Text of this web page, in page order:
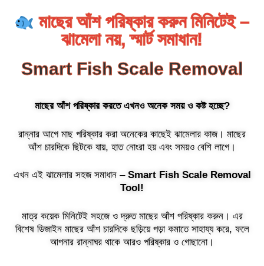
মাছের আঁশ পরিষ্কার করুন মিনিটেই –
ঝামেলা নয়, স্মার্ট সমাধান!
Smart Fish Scale Removal
মাছের আঁশ পরিষ্কার করতে এখনও অনেক সময় ও কষ্ট হচ্ছে?
রান্নার আগে মাছ পরিষ্কার করা অনেকের কাছেই ঝামেলার কাজ। মাছের
আঁশ চারদিকে ছিটকে যায়, হাত নোংরা হয় এবং সময়ও বেশি লাগে।
এখন এই ঝামেলার সহজ সমাধান – Smart Fish Scale Removal
Tool!
মাত্র কয়েক মিনিটেই সহজে ও দ্রুত মাছের আঁশ পরিষ্কার করুন। এর
বিশেষ ডিজাইন মাছের আঁশ চারদিকে ছড়িয়ে পড়া কমাতে সাহায্য করে, ফলে
আপনার রান্নাঘর থাকে আরও পরিষ্কার ও গোছানো।